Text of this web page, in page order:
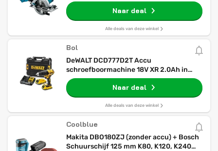
Naar deal
Alle deals van deze winkel
Bol
DeWALT DCD777D2T Accu
schroefboormachine 18V XR 2.0Ah in
TSTAK
Naar deal
Alle deals van deze winkel
Coolblue
Makita DBO180ZJ (zonder accu) + Bosch
Schuurschijf 125 mm K80, K120, K240